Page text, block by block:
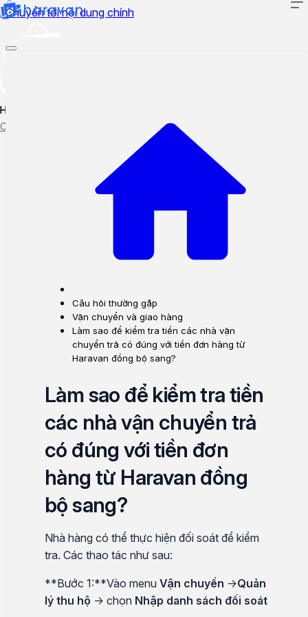
Chuyển tới nội dung chính
Hướng dẫn sử dụng
Cập nhật tính năng mới
Theo dõi ticket
Câu hỏi thường gặp
Vận chuyển và giao hàng
Làm sao để kiểm tra tiền các nhà vận
chuyển trả có đúng với tiền đơn hàng từ
Haravan đồng bộ sang?
Làm sao để kiểm tra tiền
các nhà vận chuyển trả
có đúng với tiền đơn
hàng từ Haravan đồng
bộ sang?
Nhà hàng có thể thực hiện đối soát để kiểm
tra. Các thao tác như sau:
**Bước 1:**Vào menu Vận chuyển ->Quản
lý thu hộ -> chọn Nhập danh sách đối soát